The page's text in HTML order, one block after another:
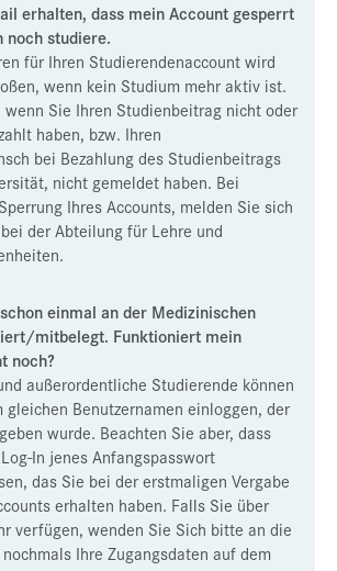
erhalten, dass mein Account gesperrt
noch studiere.
für Ihren Studierendenaccount wird
wenn kein Studium mehr aktiv ist.
Sie Ihren Studienbeitrag nicht oder
haben, bzw. Ihren
bei Bezahlung des Studienbeitrags
nicht gemeldet haben. Bei
Ihres Accounts, melden Sie sich
der Abteilung für Lehre und
einmal an der Medizinischen
mitbelegt. Funktioniert mein
noch?
außerordentliche Studierende können
gleichen Benutzernamen einloggen, der
wurde. Beachten Sie aber, dass
In jenes Anfangspasswort
das Sie bei der erstmaligen Vergabe
erhalten haben. Falls Sie über
verfügen, wenden Sie Sich bitte an die
Ihre Zugangsdaten auf dem